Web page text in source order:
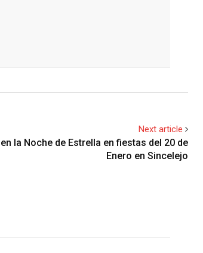
Next article
la Noche de Estrella en fiestas del 20 de
Enero en Sincelejo